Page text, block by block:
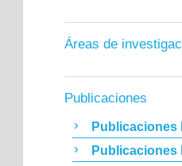
Áreas de
Publicaciones
Publicaciones
Publicaciones